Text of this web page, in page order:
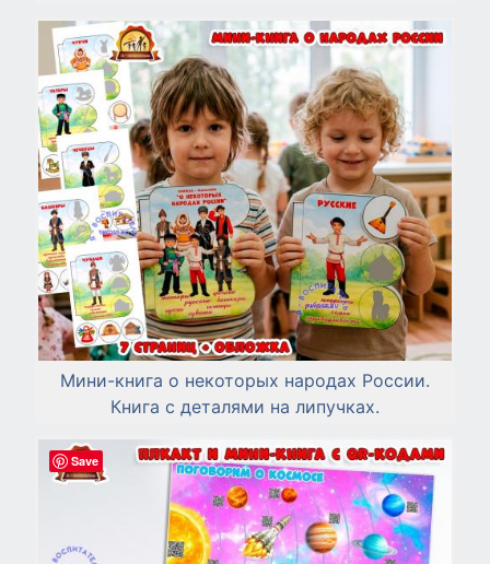
Мини-книга о некоторых народах России.
Книга с деталями на липучках.
Save